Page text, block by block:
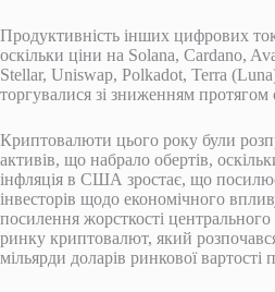
Продуктивність інших цифрових
оскільки ціни на Solana, Cardano,
Stellar, Uniswap, Polkadot, Terra
торгувалися зі зниженням протягом
Криптовалюти цього року були
активів, що набрало обертів,
інфляція в США зростає, що
інвесторів щодо економічного
посилення жорсткості
ринку криптовалют, який
мільярди доларів ринкової вартості